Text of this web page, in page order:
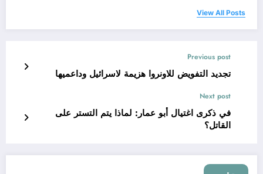
View All Posts
Previous post
تجديد التفويض للاونروا هزيمة لاسرائيل وداعميها
Next post
في ذكرى اغتيال أبو عمار: لماذا يتم التستر على
القاتل؟